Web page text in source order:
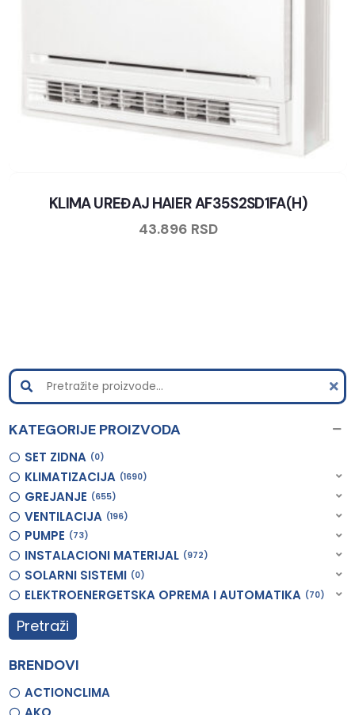
KLIMA UREĐAJ HAIER AF35S2SD1FA(H)
43.896 RSD
KATEGORIJE PROIZVODA
SET ZIDNA 0
KLIMATIZACIJA 1690
GREJANJE 655
VENTILACIJA 196
PUMPE 73
INSTALACIONI MATERIJAL 972
SOLARNI SISTEMI 0
ELEKTROENERGETSKA OPREMA I AUTOMATIKA 70
Pretraži
BRENDOVI
ACTIONCLIMA